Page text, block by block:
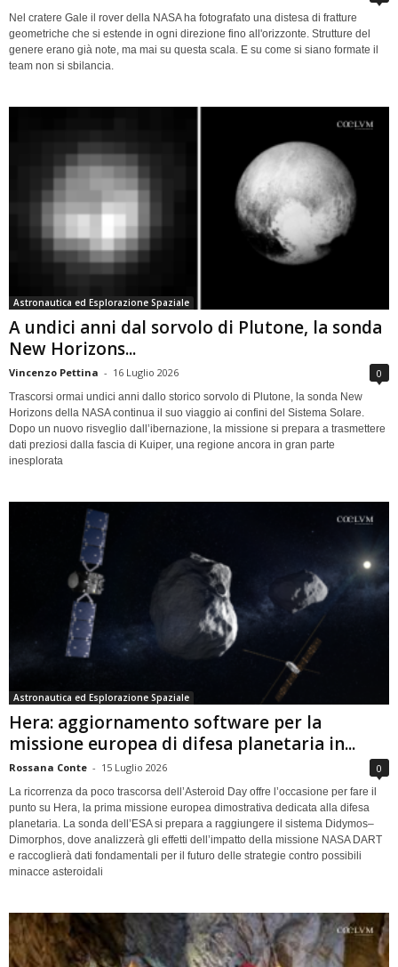
Nel cratere Gale il rover della NASA ha fotografato una distesa di fratture
geometriche che si estende in ogni direzione fino all'orizzonte. Strutture del
genere erano già note, ma mai su questa scala. E su come si siano formate il
team non si sbilancia.
Astronautica ed Esplorazione Spaziale
A undici anni dal sorvolo di Plutone, la sonda
New Horizons...
Vincenzo Pettina - 16 Luglio 2026 0
Trascorsi ormai undici anni dallo storico sorvolo di Plutone, la sonda New
Horizons della NASA continua il suo viaggio ai confini del Sistema Solare.
Dopo un nuovo risveglio dall’ibernazione, la missione si prepara a trasmettere
dati preziosi dalla fascia di Kuiper, una regione ancora in gran parte
inesplorata
Astronautica ed Esplorazione Spaziale
Hera: aggiornamento software per la
missione europea di difesa planetaria in...
Rossana Conte - 15 Luglio 2026 0
La ricorrenza da poco trascorsa dell’Asteroid Day offre l’occasione per fare il
punto su Hera, la prima missione europea dimostrativa dedicata alla difesa
planetaria. La sonda dell’ESA si prepara a raggiungere il sistema Didymos–
Dimorphos, dove analizzerà gli effetti dell’impatto della missione NASA DART
e raccoglierà dati fondamentali per il futuro delle strategie contro possibili
minacce asteroidali